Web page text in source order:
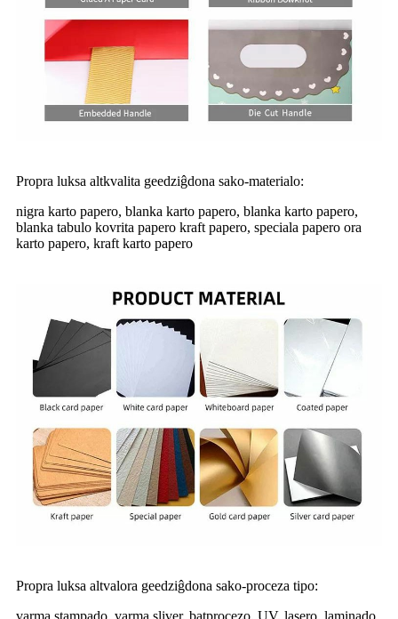
Propra luksa altkvalita geedziĝdona sako-materialo:
nigra karto papero, blanka karto papero, blanka karto papero,
blanka tabulo kovrita papero kraft papero, speciala papero ora
karto papero, kraft karto papero
Propra luksa altvalora geedziĝdona sako-proceza tipo:
varma stampado, varma sliver, batprocezo, UV, lasero, laminado